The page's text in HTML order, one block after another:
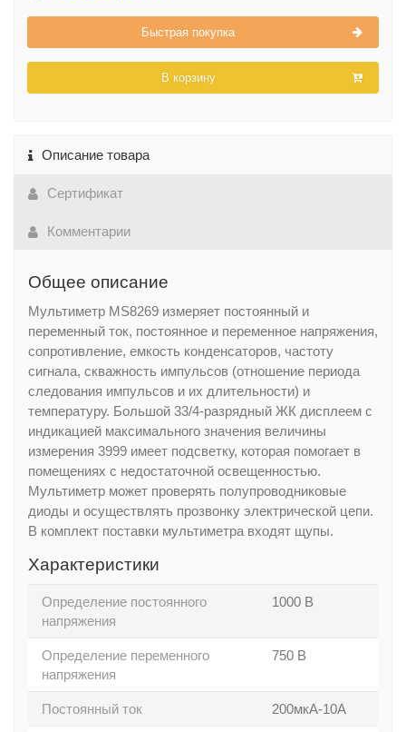
Быстрая покупка
В корзину
Описание товара
Сертификат
Комментарии
Общее описание
Мультиметр MS8269 измеряет постоянный и
переменный ток, постоянное и переменное напряжения,
сопротивление, емкость конденсаторов, частоту
сигнала, скважность импульсов (отношение периода
следования импульсов и их длительности) и
температуру. Большой 33/4-разрядный ЖК дисплеем с
индикацией максимального значения величины
измерения 3999 имеет подсветку, которая помогает в
помещениях с недостаточной освещенностью.
Мультиметр может проверять полупроводниковые
диоды и осуществлять прозвонку электрической цепи.
В комплект поставки мультиметра входят щупы.
Характеристики
Определение постоянного
напряжения
1000 В
Определение переменного
напряжения
750 В
Постоянный ток 200мкА-10А